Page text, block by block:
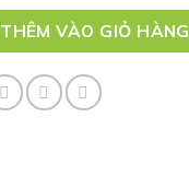
THÊM VÀO GIỎ HÀNG